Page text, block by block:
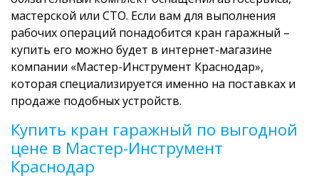
мастерской или СТО. Если вам для выполнения
рабочих операций понадобится кран гаражный –
купить его можно будет в интернет-магазине
компании «Мастер-Инструмент Краснодар»,
которая специализируется именно на поставках и
продаже подобных устройств.
Купить кран гаражный по выгодной
цене в Мастер-Инструмент
Краснодар